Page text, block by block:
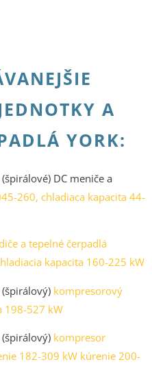
A
YORK:
DC meniče a
260, chladiaca kapacita 44-
a tepelné čerpadlá
kapacita 160-225 kW
kompresorový
198-527 kW
kompresor
182-309 kW kúrenie 200-